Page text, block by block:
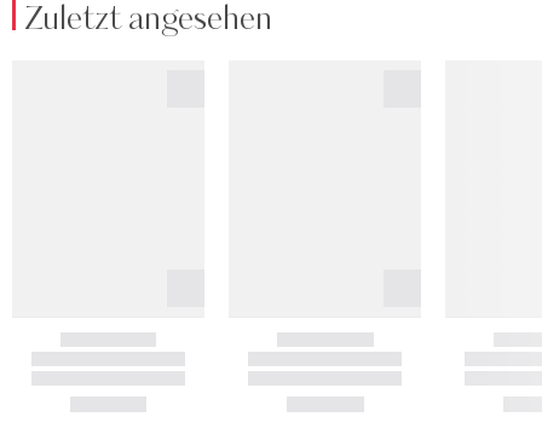
Zuletzt angesehen